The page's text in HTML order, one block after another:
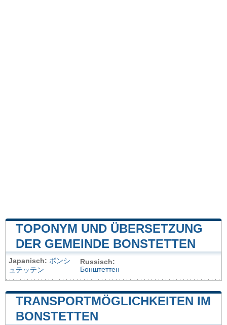
TOPONYM UND ÜBERSETZUNG
DER GEMEINDE BONSTETTEN
Japanisch: ボンシ
ュテッテン
Russisch:
Бонштеттен
TRANSPORTMÖGLICHKEITEN IM
BONSTETTEN